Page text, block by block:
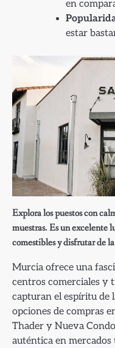
en
estar
Explora los puestos con
muestras. Es un excelente
comestibles y disfrutar de
Murcia ofrece una
centros comerciales y
capturan el espíritu de
opciones de compras
Thader y Nueva
auténtica en